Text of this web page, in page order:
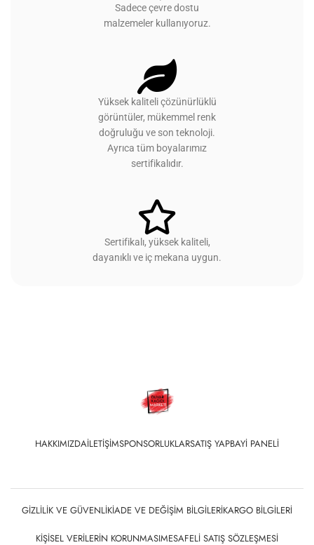
Sadece çevre dostu
malzemeler kullanıyoruz.
Yüksek kaliteli çözünürlüklü
görüntüler, mükemmel renk
doğruluğu ve son teknoloji.
Ayrıca tüm boyalarımız
sertifikalıdır.
Sertifikalı, yüksek kaliteli,
dayanıklı ve iç mekana uygun.
HAKKIMIZDAİLETIŞIMSPONSORLUKLARSATIŞ YAPBAYI PANELI
GIZLILIK VE GÜVENLIKİADE VE DEĞIŞIM BILGILERIKARGO BILGILERI
KIŞISEL VERILERIN KORUNMASIMESAFELI SATIŞ SÖZLEŞMESI